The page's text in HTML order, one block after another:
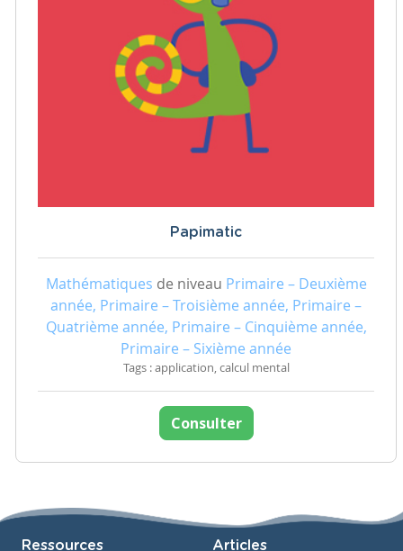
Papimatic
Mathématiques de niveau Primaire – Deuxième
année, Primaire – Troisième année, Primaire –
Quatrième année, Primaire – Cinquième année,
Primaire – Sixième année
Tags : application, calcul mental
Consulter
Ressources Articles